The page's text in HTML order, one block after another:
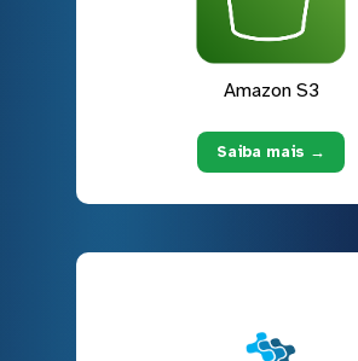
Amazon S3
Saiba mais →